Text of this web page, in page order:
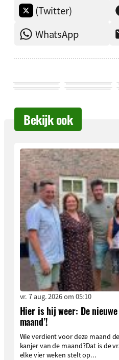
(Twitter)
WhatsApp
Bekijk ook
vr. 7 aug. 2026 om 05:10
Hier is hij weer: De
maand’!
Wie verdient voor deze maand
kanjer van de maand?Dat is de
elke vier weken stelt op...